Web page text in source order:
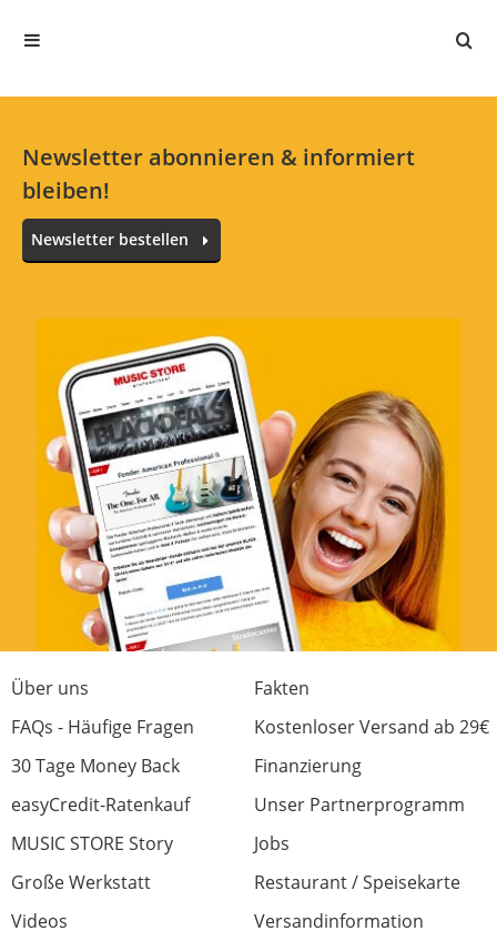
Newsletter abonnieren & informiert
bleiben!
Newsletter bestellen
Über uns
Fakten
FAQs - Häufige Fragen
Kostenloser Versand ab 29€
30 Tage Money Back
Finanzierung
easyCredit-Ratenkauf
Unser Partnerprogramm
MUSIC STORE Story
Jobs
Große Werkstatt
Restaurant / Speisekarte
Videos
Versandinformation